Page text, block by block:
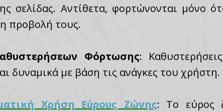
σελίδας. Αντίθετα, φορτώνονται μόνο
η προβολή τους.
Φόρτωσης:
δυναμικά με βάση τις ανάγκες του χρήστη.
Χρήση Εύρους Ζώνης: Το εύρος